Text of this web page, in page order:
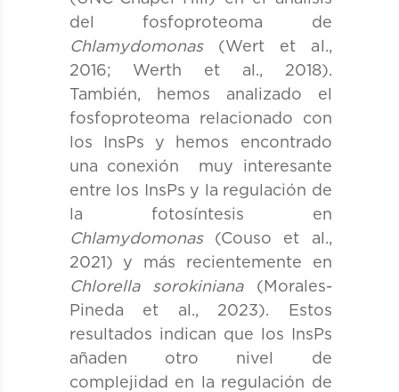
del fosfoproteoma de
Chlamydomonas(Wert et al.,
2016; Werth et al., 2018).
También, hemos analizado el
fosfoproteoma relacionado con
los InsPs y hemos encontrado
una conexión muy interesante
entre los InsPs y la regulación de
la fotosíntesis en
Chlamydomonas(Couso et al.,
2021) y más recientemente en
Chlorella sorokiniana(Morales-
Pineda et al., 2023). Estos
resultados indican que los InsPs
añaden otro nivel de
complejidad en la regulación de